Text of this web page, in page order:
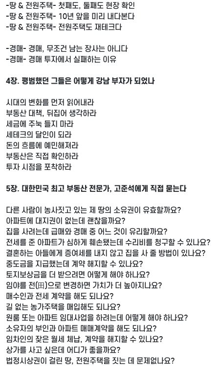
-땅 & 전원주택- 첫째도, 둘째도 현장 확인
-땅 & 전원주택- 10년 앞을 미리 내다본다
-땅 & 전원주택- 전원주택도 재테크다
-경매- 경매, 무조건 남는 장사는 아니다
-경매- 경매 투자에서 실패하는 이유
4장. 평범했던 그들은 어떻게 강남 부자가 되었나
시대의 변화를 먼저 읽어내라
부동산 대책, 뒤집어 생각하라
세금에 주눅 들지 마라
세테크의 달인이 되라
돈의 흐름에 예민해져라
부동산은 직접 확인하라
투자 시점을 포착하라
5장. 대한민국 최고 부동산 전문가, 고준석에게 직접 묻는다
다른 사람이 농사짓고 있는 제 땅의 소유권이 유효할까요?
아파트에 대지권이 없는데 괜찮을까요?
집을 사려는데 급매와 경매 중 어느 것이 유리할까요?
전세를 준 아파트가 심하게 훼손됐는데 수리비를 청구할 수 있나요?
결혼하는 아들에게 증여세를 내지 않고 집을 사 줄 방법이 있나요?
중도금을 지급했는데 계약 해지할 수 있나요?
토지보상금을 더 받으려면 어떻게 해야 하나요?
임야를 전(田)으로 변경하면 가치가 더 높아지나요?
매수인과 전세 계약을 해도 되나요?
길 없는 농가주택을 매입해도 되나요?
원룸 또는 아파트 임대사업을 하려는데 어떻게 해야 하나요?
소유자의 부인과 아파트 매매계약을 해도 되나요?
임차인의 잦은 월세 체납, 계약을 해지할 수 있나요?
상가를 사고 싶은데 어디가 좋을까요?
법정시상권이 걸린 땅, 전원주택을 짓는 데 문제없나요?